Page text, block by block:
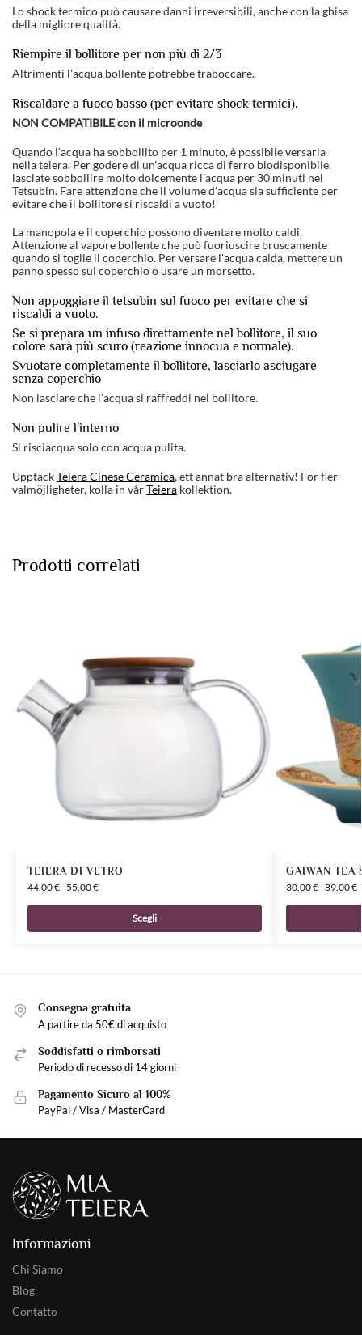
Lo shock termico può causare danni irreversibili, anche con la ghisa
della migliore qualità.
Riempire il bollitore per non più di 2/3
Altrimenti l'acqua bollente potrebbe traboccare.
Riscaldare a fuoco basso (per evitare shock termici).
NON COMPATIBILE con il microonde
Quando l'acqua ha sobbollito per 1 minuto, è possibile versarla
nella teiera. Per godere di un'acqua ricca di ferro biodisponibile,
lasciate sobbollire molto dolcemente l'acqua per 30 minuti nel
Tetsubin. Fare attenzione che il volume d'acqua sia sufficiente per
evitare che il bollitore si riscaldi a vuoto!
La manopola e il coperchio possono diventare molto caldi.
Attenzione al vapore bollente che può fuoriuscire bruscamente
quando si toglie il coperchio. Per versare l'acqua calda, mettere un
panno spesso sul coperchio o usare un morsetto.
Non appoggiare il tetsubin sul fuoco per evitare che si
riscaldi a vuoto.
Se si prepara un infuso direttamente nel bollitore, il suo
colore sarà più scuro (reazione innocua e normale).
Svuotare completamente il bollitore, lasciarlo asciugare
senza coperchio
Non lasciare che l'acqua si raffreddi nel bollitore.
Non pulire l'interno
Si risciacqua solo con acqua pulita.
UpptäckTeiera Cinese Ceramica, ett annat bra alternativ! För fler
valmöjligheter, kolla in vårTeiera kollektion.
Prodotti correlati
TEIERA DI VETRO
44.00€-55.00€
Scegli
GAIWAN TEA
30.00€-89.00€
Consegna gratuita
A partire da 50€ di acquisto
Soddisfatti o rimborsati
Periodo di recesso di 14 giorni
Pagamento Sicuro al 100%
PayPal / Visa / MasterCard
Informazioni
Chi Siamo
Blog
Contatto